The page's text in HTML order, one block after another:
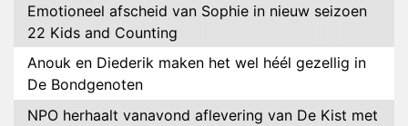
Emotioneel afscheid van Sophie in nieuw seizoen
22 Kids and Counting
Anouk en Diederik maken het wel héél gezellig in
De Bondgenoten
NPO herhaalt vanavond aflevering van De Kist met